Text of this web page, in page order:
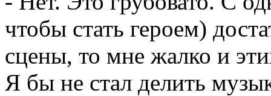
чтобы стать героем)
сцены, то мне жалко и
Я бы не стал делить